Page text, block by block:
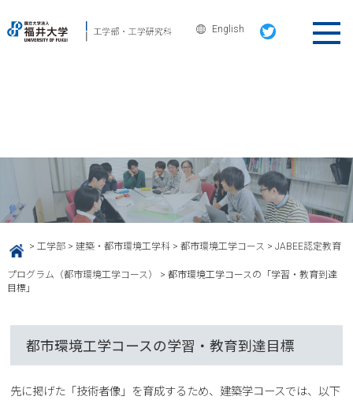
English
HOME > 工学部> 建築・都市環境工学科> 都市環境工学コース > JABEE認定教育
プログラム（都市環境工学コース） > 都市環境工学コースの「学習・教育到達
目標」
都市環境工学コースの学習・教育到達目標
先に掲げた「技術者像」を育成するため、建築学コースでは、以下